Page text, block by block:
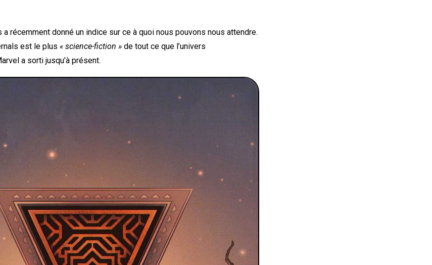
a récemment donné un indice sur ce à quoi nous pouvons nous attendre.
est le plus « science-fiction » de tout ce que l’univers
a sorti jusqu’à présent.